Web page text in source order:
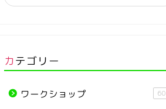
カテゴリー
ワークショップ 60